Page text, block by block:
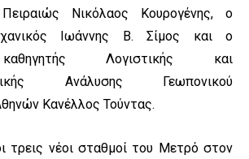
Πειραιώς Νικόλαος Κουρογένης, ο
Ιωάννης Β. Σίμος και ο
Λογιστικής και
Ανάλυσης Γεωπονικού
Κανέλλος Τούντας.
τρεις νέοι σταθμοί του Μετρό στον